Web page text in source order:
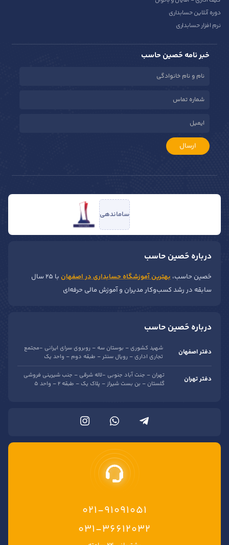
دوره آنلاین حسابداری
نرم افزار حسابداری
خبر نامه حَصین حاسب
ارسال
ساماندهی
درباره حَصین حاسب
حَصین حاسب، بهترین آموزشگاه حسابداری در اصفهان
با ۲۵ سال
سابقه در رشد کسب‌وکار مدیران و آموزش مالی حرفه‌ای
درباره حَصین حاسب
دفتر اصفهان
شهید کشوری – بوستان سه – روبروی سرای ایرانی -مجتمع
تجاری اداری – رویال سنتر – طبقه دوم – واحد یک
دفتر تهران
تهران – جنت آباد جنوبی -لاله شرقی – جنب شیرینی فروشی
گلستان – بن بست شیراز – پلاک یک – طبقه 2 – واحد 5
021-91091051
۰۳۱-۳۶۶۱۲۰۳۲